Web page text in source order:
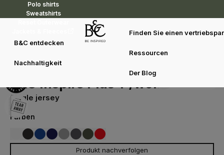
Polo shirts
Sweatshirts
B&C entdecken
Nachhaltigkeit
Finden Sie einen
Ressourcen
Der Blog
B&C Inspire Plus T /women
B&C Inspire Plus T /women
Single jersey
Farben
Produkt nachverfolgen